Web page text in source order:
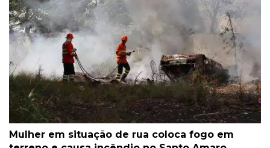
Mulher em situação de rua coloca fogo em